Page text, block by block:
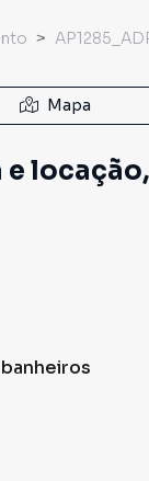
Mapa
banheiros